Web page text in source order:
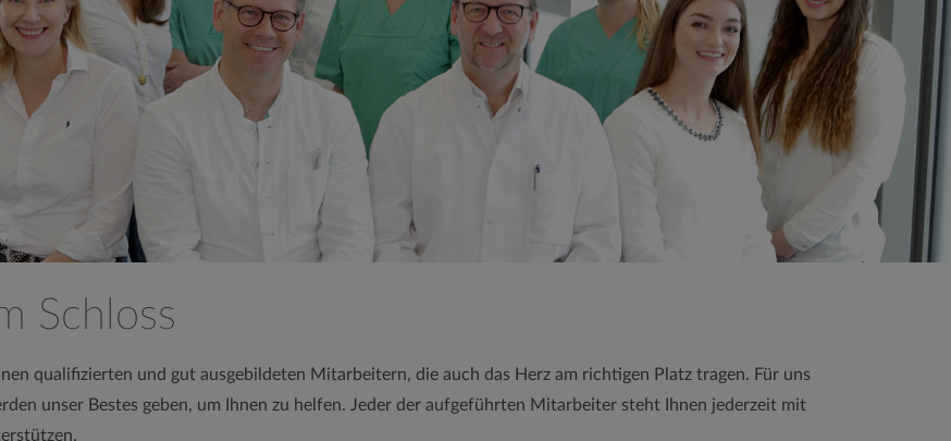
Schloss
qualifizierten und gut ausgebildeten Mitarbeitern, die auch das Herz am richtigen Platz tragen. Für uns
unser Bestes geben, um Ihnen zu helfen. Jeder der aufgeführten Mitarbeiter steht Ihnen jederzeit mit